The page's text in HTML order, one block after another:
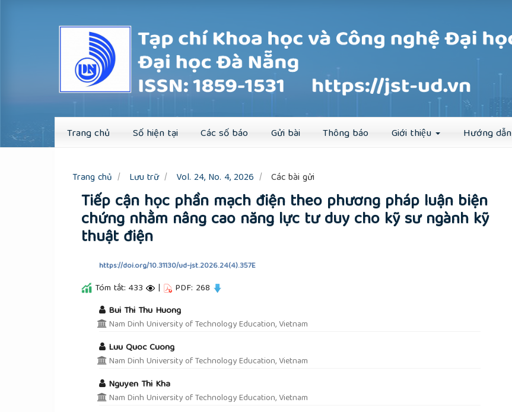
Trang chủ Số hiện tại Các số báo Gửi bài Thông báo Giới thiệu Hướng dẫn
Đăng ký Đăng nhập
Trang chủ Lưu trữ Vol. 24, No. 4, 2026 Các bài gửi
Tiếp cận học phần mạch điện theo phương pháp luận biện
chứng nhằm nâng cao năng lực tư duy cho kỹ sư ngành kỹ
thuật điện
https://doi.org/10.31130/ud-jst.2026.24(4).357E
Tóm tắt: 433 | PDF: 268
##plugins.themes.academic_pro.article.main##
Bui Thi Thu Huong
Nam Dinh University of Technology Education, Vietnam
Luu Quoc Cuong
Nam Dinh University of Technology Education, Vietnam
Nguyen Thi Kha
Nam Dinh University of Technology Education, Vietnam